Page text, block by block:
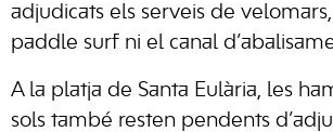
adjudicats els serveis de
paddle surf ni el canal
A la platja de Santa Eulària, les
sols també resten pendents